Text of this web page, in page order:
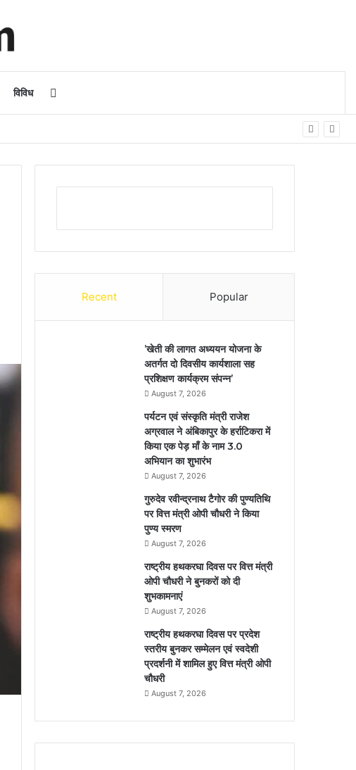
विविध
Recent Popular
’खेती की लागत अध्ययन योजना के
अतर्गत दो दिवसीय कार्यशाला सह
प्रशिक्षण कार्यक्रम संपन्न’
August 7, 2026
पर्यटन एवं संस्कृति मंत्री राजेश
अग्रवाल ने अंबिकापुर के हर्राटिकरा में
किया एक पेड़ माँ के नाम 3.0
अभियान का शुभारंभ
August 7, 2026
गुरुदेव रवीन्द्रनाथ टैगोर की पुण्यतिथि
पर वित्त मंत्री ओपी चौधरी ने किया
पुण्य स्मरण
August 7, 2026
राष्ट्रीय हथकरघा दिवस पर वित्त मंत्री
ओपी चौधरी ने बुनकरों को दी
शुभकामनाएं
August 7, 2026
राष्ट्रीय हथकरघा दिवस पर प्रदेश
स्तरीय बुनकर सम्मेलन एवं स्वदेशी
प्रदर्शनी में शामिल हुए वित्त मंत्री ओपी
चौधरी
August 7, 2026